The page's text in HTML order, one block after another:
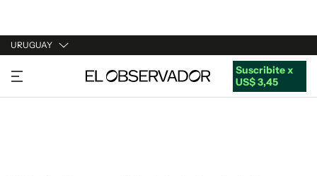
URUGUAY
URUGUAY
ARGENTINA
Suscribite x
US$ 3,45